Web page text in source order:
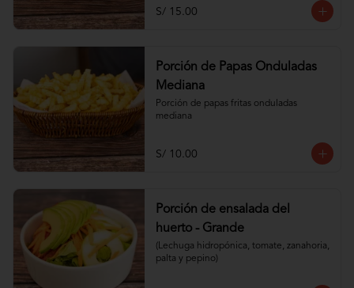
S/ 15.00
Porción de Papas Onduladas
Mediana
Porción de papas fritas onduladas
mediana
S/ 10.00
Porción de ensalada del
huerto - Grande
(Lechuga hidropónica, tomate, zanahoria,
palta y pepino)